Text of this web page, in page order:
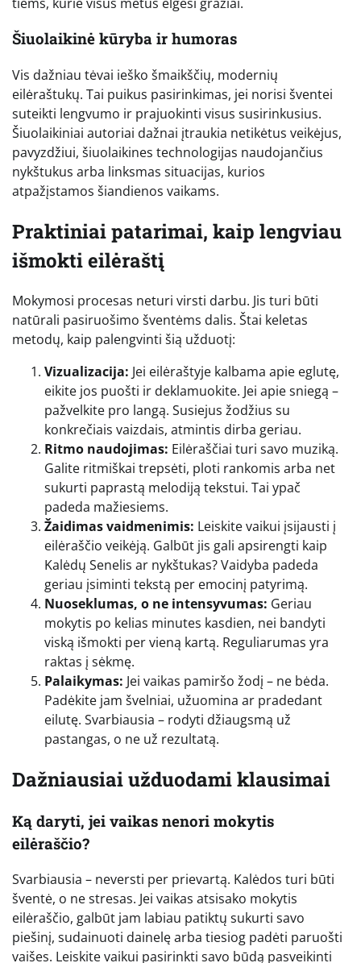
Šiuolaikinė kūryba ir humoras
Vis dažniau tėvai ieško šmaikščių, modernių
eilėraštukų. Tai puikus pasirinkimas, jei norisi šventei
suteikti lengvumo ir prajuokinti visus susirinkusius.
Šiuolaikiniai autoriai dažnai įtraukia netikėtus veikėjus,
pavyzdžiui, šiuolaikines technologijas naudojančius
nykštukus arba linksmas situacijas, kurios
atpažįstamos šiandienos vaikams.
Praktiniai patarimai, kaip lengviau
išmokti eilėraštį
Mokymosi procesas neturi virsti darbu. Jis turi būti
natūrali pasiruošimo šventėms dalis. Štai keletas
metodų, kaip palengvinti šią užduotį:
Vizualizacija: Jei eilėraštyje kalbama apie eglutę,
eikite jos puošti ir deklamuokite. Jei apie sniegą –
pažvelkite pro langą. Susiejus žodžius su
konkrečiais vaizdais, atmintis dirba geriau.
Ritmo naudojimas: Eilėraščiai turi savo muziką.
Galite ritmiškai trepsėti, ploti rankomis arba net
sukurti paprastą melodiją tekstui. Tai ypač
padeda mažiesiems.
Žaidimas vaidmenimis: Leiskite vaikui įsijausti į
eilėraščio veikėją. Galbūt jis gali apsirengti kaip
Kalėdų Senelis ar nykštukas? Vaidyba padeda
geriau įsiminti tekstą per emocinį patyrimą.
Nuoseklumas, o ne intensyvumas: Geriau
mokytis po kelias minutes kasdien, nei bandyti
viską išmokti per vieną kartą. Reguliarumas yra
raktas į sėkmę.
Palaikymas: Jei vaikas pamiršo žodį – ne bėda.
Padėkite jam švelniai, užuomina ar pradedant
eilutę. Svarbiausia – rodyti džiaugsmą už
pastangas, o ne už rezultatą.
Dažniausiai užduodami klausimai
Ką daryti, jei vaikas nenori mokytis
eilėraščio?
Svarbiausia – neversti per prievartą. Kalėdos turi būti
šventė, o ne stresas. Jei vaikas atsisako mokytis
eilėraščio, galbūt jam labiau patiktų sukurti savo
piešinį, sudainuoti dainelę arba tiesiog padėti paruošti
vaišes. Leiskite vaikui pasirinkti savo būdą pasveikinti